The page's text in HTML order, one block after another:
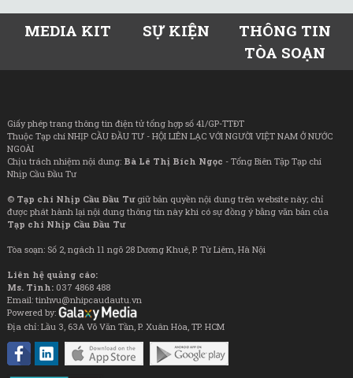
MEDIA KIT SỰ KIỆN
THÔNG TIN
TÒA SOẠN
Giấy phép trang thông tin điện tử tổng hợp số 41/GP-TTĐT
Thuộc Tạp chí NHỊP CẦU ĐẦU TƯ - HỘI LIÊN LẠC VỚI NGƯỜI VIỆT NAM Ở NƯỚC
NGOÀI
Chịu trách nhiệm nội dung: Bà Lê Thị Bích Ngọc - Tổng Biên Tập Tạp chí
Nhịp Cầu Đầu Tư
© Tạp chí Nhịp Cầu Đầu Tưgiữ bản quyền nội dung trên website này; chỉ
được phát hành lại nội dung thông tin này khi có sự đồng ý bằng văn bản của
Tạp chí Nhịp Cầu Đầu Tư
Tòa soạn: Số 2, ngách 11 ngõ 28 Dương Khuê, P. Từ Liêm, Hà Nội
Liên hệ quảng cáo:
Ms. Tình: 037 4868 488
Email: tinhvu@nhipcaudautu.vn
Powered by:
Địa chỉ: Lầu 3, 63A Võ Văn Tần, P. Xuân Hòa, TP. HCM